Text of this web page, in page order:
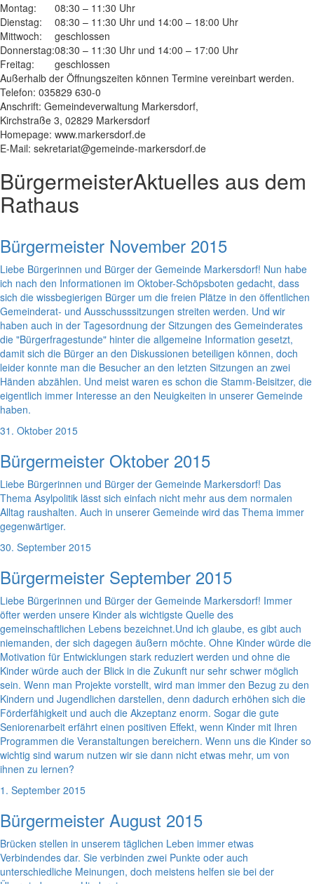
Montag:
08:30 – 11:30 Uhr
Dienstag:
08:30 – 11:30 Uhr und 14:00 – 18:00 Uhr
Mittwoch:
geschlossen
Donnerstag:08:30 – 11:30 Uhr und 14:00 – 17:00 Uhr
Freitag:
geschlossen
Außerhalb der Öffnungszeiten können Termine vereinbart werden.
Telefon: 035829 630-0
Anschrift: Gemeindeverwaltung Markersdorf,
Kirchstraße 3, 02829 Markersdorf
Homepage: www.markersdorf.de
E-Mail: sekretariat@gemeinde-markersdorf.de
BürgermeisterAktuelles aus dem
Rathaus
Bürgermeister November 2015
Liebe Bürgerinnen und Bürger der Gemeinde Markersdorf! Nun habe
ich nach den Informationen im Oktober-Schöpsboten gedacht, dass
sich die wissbegierigen Bürger um die freien Plätze in den öffentlichen
Gemeinderat- und Ausschusssitzungen streiten werden. Und wir
haben auch in der Tagesordnung der Sitzungen des Gemeinderates
die "Bürgerfragestunde" hinter die allgemeine Information gesetzt,
damit sich die Bürger an den Diskussionen beteiligen können, doch
leider konnte man die Besucher an den letzten Sitzungen an zwei
Händen abzählen. Und meist waren es schon die Stamm-Beisitzer, die
eigentlich immer Interesse an den Neuigkeiten in unserer Gemeinde
haben.
31. Oktober 2015
Bürgermeister Oktober 2015
Liebe Bürgerinnen und Bürger der Gemeinde Markersdorf! Das
Thema Asylpolitik lässt sich einfach nicht mehr aus dem normalen
Alltag raushalten. Auch in unserer Gemeinde wird das Thema immer
gegenwärtiger.
30. September 2015
Bürgermeister September 2015
Liebe Bürgerinnen und Bürger der Gemeinde Markersdorf! Immer
öfter werden unsere Kinder als wichtigste Quelle des
gemeinschaftlichen Lebens bezeichnet.Und ich glaube, es gibt auch
niemanden, der sich dagegen äußern möchte. Ohne Kinder würde die
Motivation für Entwicklungen stark reduziert werden und ohne die
Kinder würde auch der Blick in die Zukunft nur sehr schwer möglich
sein. Wenn man Projekte vorstellt, wird man immer den Bezug zu den
Kindern und Jugendlichen darstellen, denn dadurch erhöhen sich die
Förderfähigkeit und auch die Akzeptanz enorm. Sogar die gute
Seniorenarbeit erfährt einen positiven Effekt, wenn Kinder mit Ihren
Programmen die Veranstaltungen bereichern. Wenn uns die Kinder so
wichtig sind warum nutzen wir sie dann nicht etwas mehr, um von
ihnen zu lernen?
1. September 2015
Bürgermeister August 2015
Brücken stellen in unserem täglichen Leben immer etwas
Verbindendes dar. Sie verbinden zwei Punkte oder auch
unterschiedliche Meinungen, doch meistens helfen sie bei der